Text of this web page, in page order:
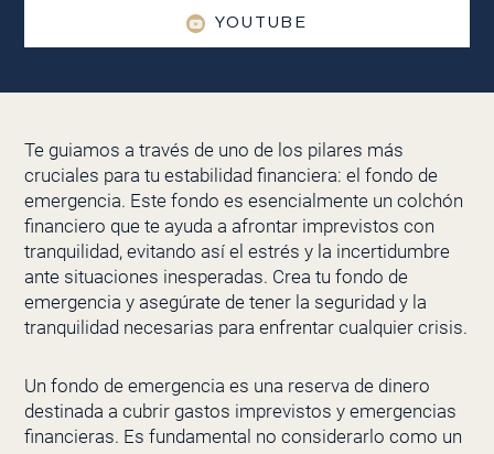
YOUTUBE
Te guiamos a través de uno de los pilares más
cruciales para tu estabilidad financiera: el fondo de
emergencia. Este fondo es esencialmente un colchón
financiero que te ayuda a afrontar imprevistos con
tranquilidad, evitando así el estrés y la incertidumbre
ante situaciones inesperadas. Crea tu fondo de
emergencia y asegúrate de tener la seguridad y la
tranquilidad necesarias para enfrentar cualquier crisis.
Un fondo de emergencia es una reserva de dinero
destinada a cubrir gastos imprevistos y emergencias
financieras. Es fundamental no considerarlo como un